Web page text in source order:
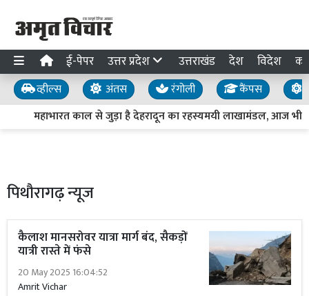
ई-पेपर उत्तर प्रदेश उत्तराखंड देश विदेश
व्हील्स अंतस रंगोली कैंपस
महाभारत काल से जुड़ा है देहरादून का रहस्यमयी लाखामंडल, आज भी
पिथौरागढ़ न्यूज
कैलाश मानसरोवर यात्रा मार्ग बंद, सैकड़ों
यात्री रास्ते में फंसे
20 May 2025 16:04:52
Amrit Vichar